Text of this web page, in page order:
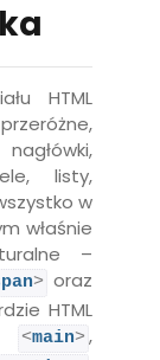
HTML
listy,
w
właśnie
–
> oraz
HTML
<main> ,
naukę
Wierzymy w
które wynika
wielokrotnie
Taki,
popracować,
robi. Temat
osobą od
sam z dnia
hasła?